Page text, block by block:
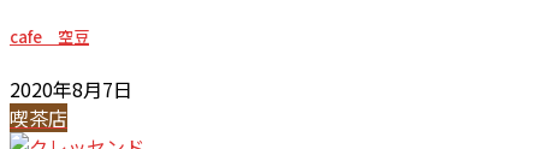
cafe 空豆
2020年8月7日
喫茶店